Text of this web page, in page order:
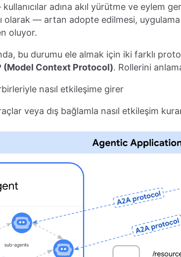
kullanıcılar adına akıl yürütme ve eylem
olarak — artan adopte edilmesi,
oluyor.
bu durumu ele almak için iki farklı
(Model Context Protocol). Rollerini
nasıl etkileşime girer
veya dış bağlamla nasıl etkileşim